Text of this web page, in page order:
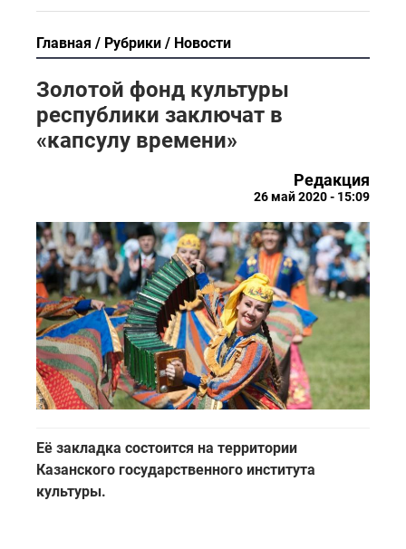
Главная Рубрики Новости
Золотой фонд культуры
республики заключат в
«капсулу времени»
Редакция
26 май 2020 - 15:09
Её закладка состоится на территории
Казанского государственного института
культуры.